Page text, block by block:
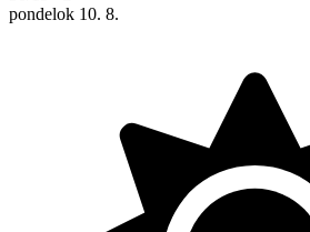
pondelok 10. 8.